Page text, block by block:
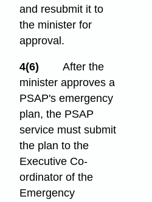
and resubmit it to
the minister for
approval.
4(6)
After the
minister approves a
PSAP's emergency
plan, the PSAP
service must submit
the plan to the
Executive Co-
ordinator of the
Emergency